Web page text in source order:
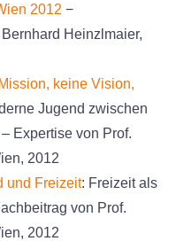
2012 −
Heinzlmaier,
keine Vision,
Jugend zwischen
Expertise von Prof.
2012
und Freizeit: Freizeit als
von Prof.
2012